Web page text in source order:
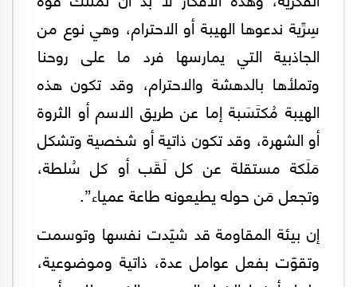
سِرِّية ندعوها الهيبة أو الاحترام، وهي نوع من
الجاذبية التي يمارسها فرد ما على روحنا
وتملأها بالدهشة والاحترام، وقد تكون هذه
الهيبة مُكتَسَبة إما عن طريق الاسم أو الثروة
أو الشهرة، وقد تكون ذاتية أو شخصية وتشكل
مَلَكة مستقلة عن كل لَقَب أو كل سُلطة،
وتجعل مَن حوله يطيعونه طاعة عمياء”.
إن بيئة المقاومة قد شيّدت نفسها وتوسمت
وتقوّت بفعل عوامل عدة، ذاتية وموضوعية،